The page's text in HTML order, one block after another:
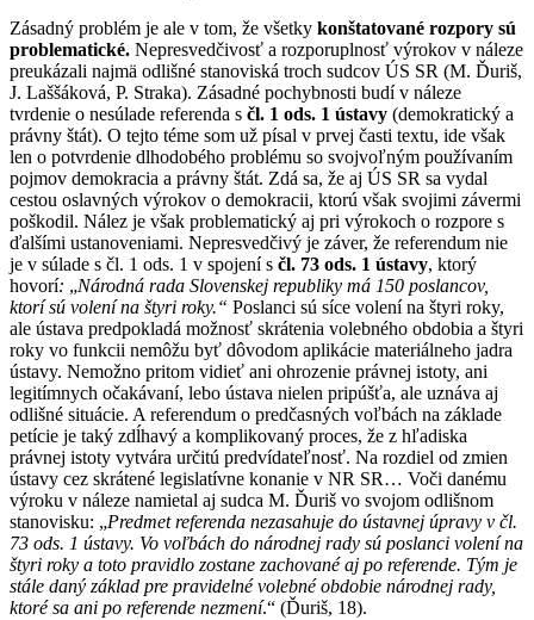
Zásadný problém je ale v tom, že všetky konštatované rozpory sú
problematické. Nepresvedčivosť a rozporuplnosť výrokov v náleze
preukázali najmä odlišné stanoviská troch sudcov ÚS SR (M. Ďuriš,
J. Laššáková, P. Straka). Zásadné pochybnosti budí v náleze
tvrdenie o nesúlade referenda s čl. 1 ods. 1 ústavy (demokratický a
právny štát). O tejto téme som už písal v prvej časti textu, ide však
len o potvrdenie dlhodobého problému so svojvoľným používaním
pojmov demokracia a právny štát. Zdá sa, že aj ÚS SR sa vydal
cestou oslavných výrokov o demokracii, ktorú však svojimi závermi
poškodil. Nález je však problematický aj pri výrokoch o rozpore s
ďalšími ustanoveniami. Nepresvedčivý je záver, že referendum nie
je v súlade s čl. 1 ods. 1 v spojení s čl. 73 ods. 1 ústavy, ktorý
hovorí: „Národná rada Slovenskej republiky má 150 poslancov,
ktorí sú volení na štyri roky.“ Poslanci sú síce volení na štyri roky,
ale ústava predpokladá možnosť skrátenia volebného obdobia a štyri
roky vo funkcii nemôžu byť dôvodom aplikácie materiálneho jadra
ústavy. Nemožno pritom vidieť ani ohrozenie právnej istoty, ani
legitímnych očakávaní, lebo ústava nielen pripúšťa, ale uznáva aj
odlišné situácie. A referendum o predčasných voľbách na základe
petície je taký zdĺhavý a komplikovaný proces, že z hľadiska
právnej istoty vytvára určitú predvídateľnosť. Na rozdiel od zmien
ústavy cez skrátené legislatívne konanie v NR SR… Voči danému
výroku v náleze namietal aj sudca M. Ďuriš vo svojom odlišnom
stanovisku: „Predmet referenda nezasahuje do ústavnej úpravy v čl.
73 ods. 1 ústavy. Vo voľbách do národnej rady sú poslanci volení na
štyri roky a toto pravidlo zostane zachované aj po referende. Tým je
stále daný základ pre pravidelné volebné obdobie národnej rady,
ktoré sa ani po referende nezmení.“ (Ďuriš, 18).